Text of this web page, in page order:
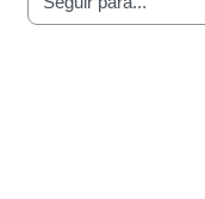
Seguir para...